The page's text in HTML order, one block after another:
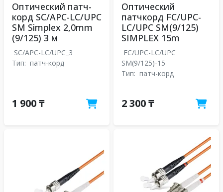
Оптический патч-
корд SC/APC-LC/UPC
SM Simplex 2,0mm
(9/125) 3 м
SC/APC-LC/UPC_3
Тип: патч-корд
1 900 ₸
Оптический
патчкорд FC/UPC-
LC/UPC SM(9/125)
SIMPLEX 15m
FC/UPC-LC/UPC
SM(9/125)-15
Тип: патч-корд
2 300 ₸